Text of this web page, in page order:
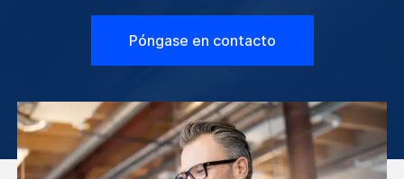
Póngase en contacto